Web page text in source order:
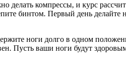
делать компрессы, и курс
бинтом. Первый день делайте
ноги долго в одном
Пусть ваши ноги будут